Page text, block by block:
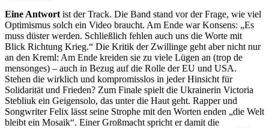
Eine Antwort ist der Track. Die Band stand vor der Frage, wie viel
Optimismus solch ein Video braucht. Am Ende war Konsens: „Es
muss düster werden. Schließlich fehlen auch uns die Worte mit
Blick Richtung Krieg.“ Die Kritik der Zwillinge geht aber nicht nur
an den Kreml: Am Ende kreiden sie zu viele Lügen an (trop de
mensonges) – auch in Bezug auf die Rolle der EU und USA.
Stehen die wirklich und kompromisslos in jeder Hinsicht für
Solidarität und Frieden? Zum Finale spielt die Ukrainerin Victoria
Stebliuk ein Geigensolo, das unter die Haut geht. Rapper und
Songwriter Felix lässt seine Strophe mit den Worten enden „die Welt
bleibt ein Mosaik“. Einer Großmacht spricht er damit die